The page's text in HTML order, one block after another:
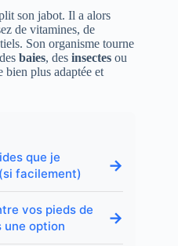
son jabot. Il a alors
de vitamines, de
Son organisme tourne
baies, des insectes ou
bien plus adaptée et
que je
facilement)
→
vos pieds de
une option
→